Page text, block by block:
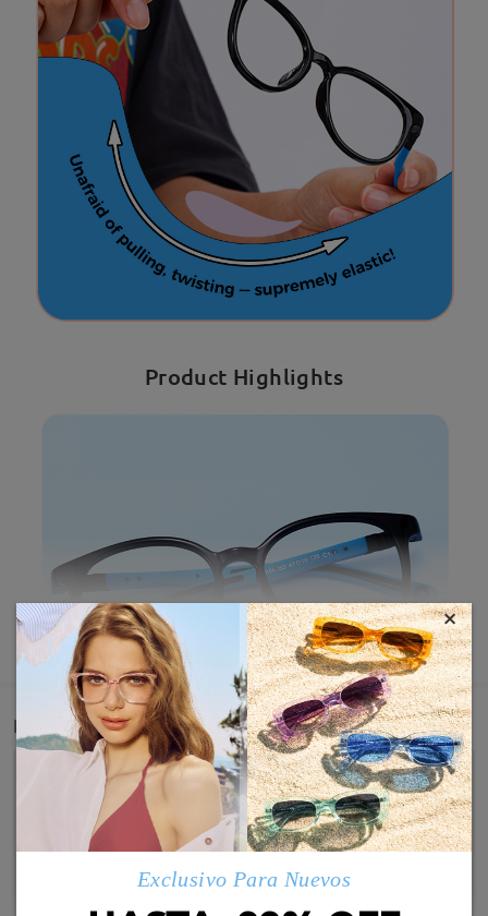
Product Highlights
Style that grows with their vibe.
MOSTRAR MÁS
Detail
×
Exclusivo Para Nuevos